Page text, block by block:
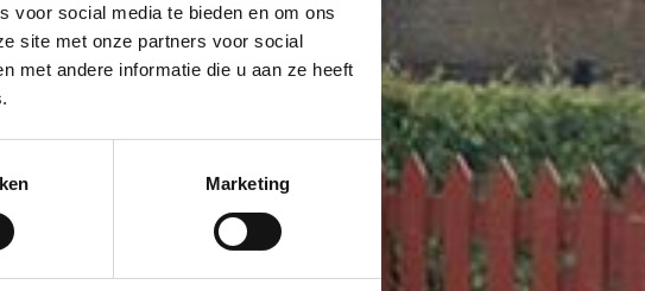
voor social media te bieden en om ons
site met onze partners voor social
met andere informatie die u aan ze heeft
Marketing